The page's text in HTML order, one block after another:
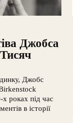
Джобса
Джобс
роках під час
в історії